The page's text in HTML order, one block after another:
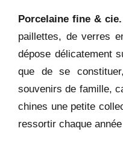
Porcelaine fine & cie.
paillettes, de verres
dépose délicatement
que de se
souvenirs de famille,
chines une petite
ressortir chaque